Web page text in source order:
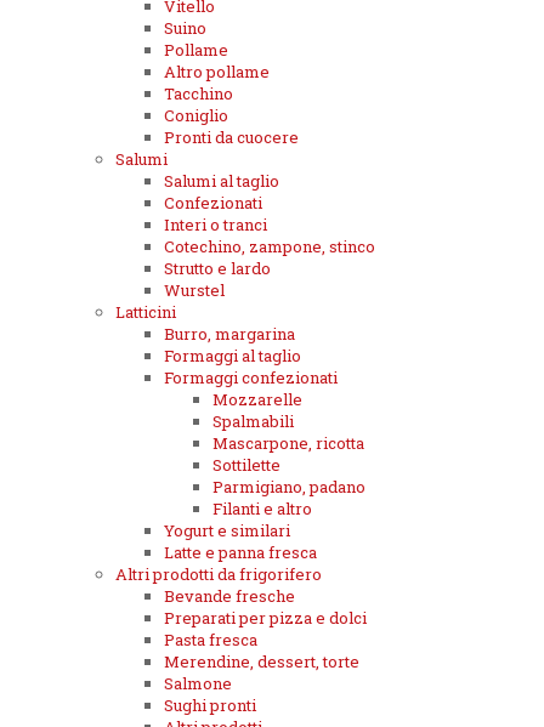
Vitello
Suino
Pollame
Altro pollame
Tacchino
Coniglio
Pronti da cuocere
Salumi
Salumi al taglio
Confezionati
Interi o tranci
Cotechino, zampone, stinco
Strutto e lardo
Wurstel
Latticini
Burro, margarina
Formaggi al taglio
Formaggi confezionati
Mozzarelle
Spalmabili
Mascarpone, ricotta
Sottilette
Parmigiano, padano
Filanti e altro
Yogurt e similari
Latte e panna fresca
Altri prodotti da frigorifero
Bevande fresche
Preparati per pizza e dolci
Pasta fresca
Merendine, dessert, torte
Salmone
Sughi pronti